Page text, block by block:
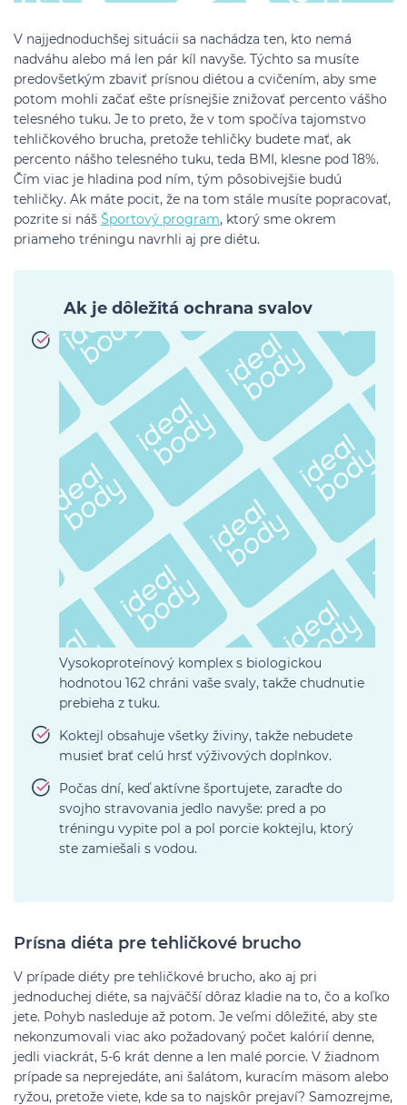
V najjednoduchšej situácii sa nachádza ten, kto nemá
nadváhu alebo má len pár kíl navyše. Týchto sa musíte
predovšetkým zbaviť prísnou diétou a cvičením, aby sme
potom mohli začať ešte prísnejšie znižovať percento vášho
telesného tuku. Je to preto, že v tom spočíva tajomstvo
tehličkového brucha, pretože tehličky budete mať, ak
percento nášho telesného tuku, teda BMI, klesne pod 18%.
Čím viac je hladina pod ním, tým pôsobivejšie budú
tehličky. Ak máte pocit, že na tom stále musíte popracovať,
pozrite si náš Športový program, ktorý sme okrem
priameho tréningu navrhli aj pre diétu.
Ak je dôležitá ochrana svalov
Vysokoproteínový komplex s biologickou
hodnotou 162 chráni vaše svaly, takže chudnutie
prebieha z tuku.
Koktejl obsahuje všetky živiny, takže nebudete
musieť brať celú hrsť výživových doplnkov.
Počas dní, keď aktívne športujete, zaraďte do
svojho stravovania jedlo navyše: pred a po
tréningu vypite pol a pol porcie koktejlu, ktorý
ste zamiešali s vodou.
Prísna diéta pre tehličkové brucho
V prípade diéty pre tehličkové brucho, ako aj pri
jednoduchej diéte, sa najväčší dôraz kladie na to, čo a koľko
jete. Pohyb nasleduje až potom. Je veľmi dôležité, aby ste
nekonzumovali viac ako požadovaný počet kalórií denne,
jedli viackrát, 5-6 krát denne a len malé porcie. V žiadnom
prípade sa neprejedáte, ani šalátom, kuracím mäsom alebo
ryžou, pretože viete, kde sa to najskôr prejaví? Samozrejme,